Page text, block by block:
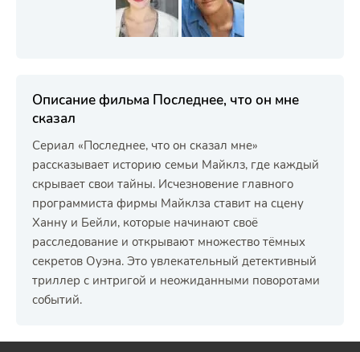
Описание фильма Последнее, что он мне
сказал
Сериал «Последнее, что он сказал мне»
рассказывает историю семьи Майклз, где каждый
скрывает свои тайны. Исчезновение главного
программиста фирмы Майклза ставит на сцену
Ханну и Бейли, которые начинают своё
расследование и открывают множество тёмных
секретов Оуэна. Это увлекательный детективный
триллер с интригой и неожиданными поворотами
событий.